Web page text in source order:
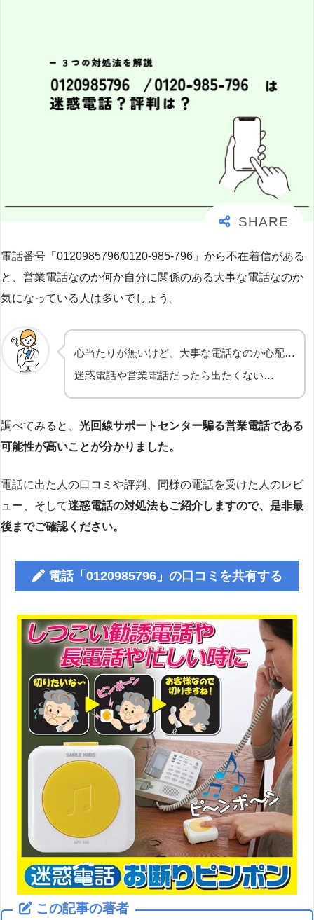
電話番号「0120985796/0120-985-796」から不在着信がある
と、営業電話なのか何か自分に関係のある大事な電話なのか
気になっている人は多いでしょう。
心当たりが無いけど、大事な電話なのか心配…
迷惑電話や営業電話だったら出たくない…
調べてみると、 光回線サポートセンター騙る営業電話である
可能性が高いことが分かりました。
電話に出た人の口コミや評判、同様の電話を受けた人のレビ
ュー、そして迷惑電話の対処法もご紹介しますので、是非最
後までご確認ください。
電話「0120985796」の口コミを共有する
この記事の著者